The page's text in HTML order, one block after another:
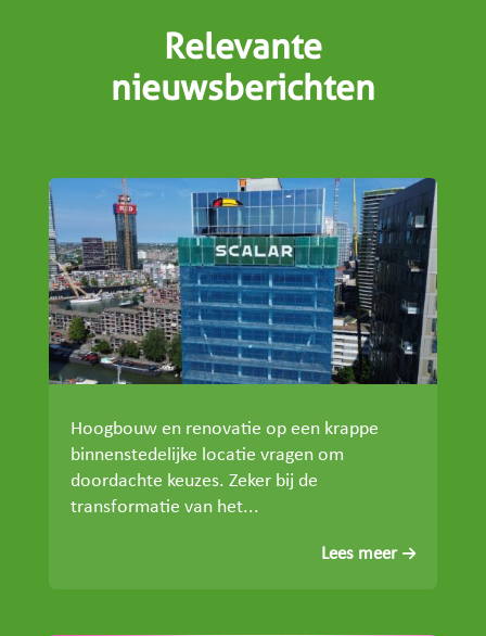
Relevante
nieuwsberichten
Hoogbouw en renovatie op een krappe
binnenstedelijke locatie vragen om
doordachte keuzes. Zeker bij de
transformatie van het...
Lees meer